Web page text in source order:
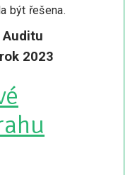
být řešena.
2023